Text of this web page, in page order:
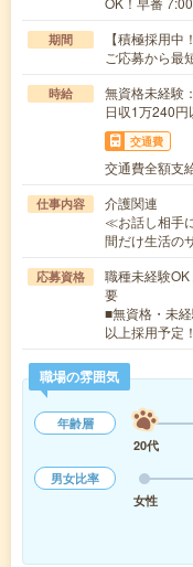
期間
【積極採用
ご応募から最
時給
無資格未経
日収1万240円
交通費
交通費全額支
仕事内容
介護関連
≪お話し相手
間だけ生活の
応募資格
職種未経験
要
■無資格・未
以上採用予定
職場の雰囲気
年齢層
20代
男女比率
女性